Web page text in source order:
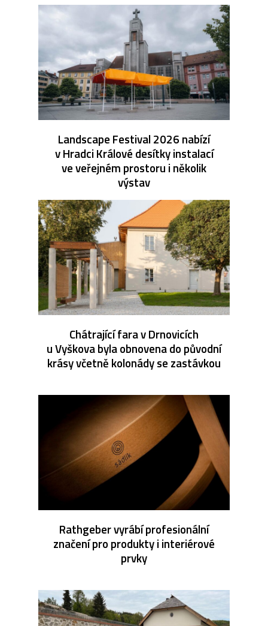
Landscape Festival 2026 nabízí
v Hradci Králové desítky instalací
ve veřejném prostoru i několik
výstav
Chátrající fara v Drnovicích
u Vyškova byla obnovena do původní
krásy včetně kolonády se zastávkou
Rathgeber vyrábí profesionální
značení pro produkty i interiérové
prvky